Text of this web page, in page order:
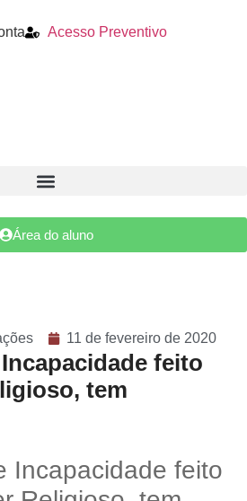
Acesso Preventivo
Área do aluno
11 de fevereiro de 2020
feito
tem
Incapacidade feito